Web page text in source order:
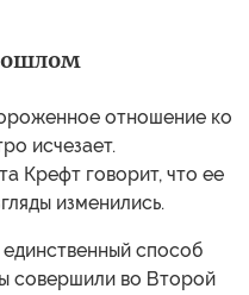
отношение ко
исчезает.
Крефт говорит, что ее
изменились.
способ
совершили во Второй